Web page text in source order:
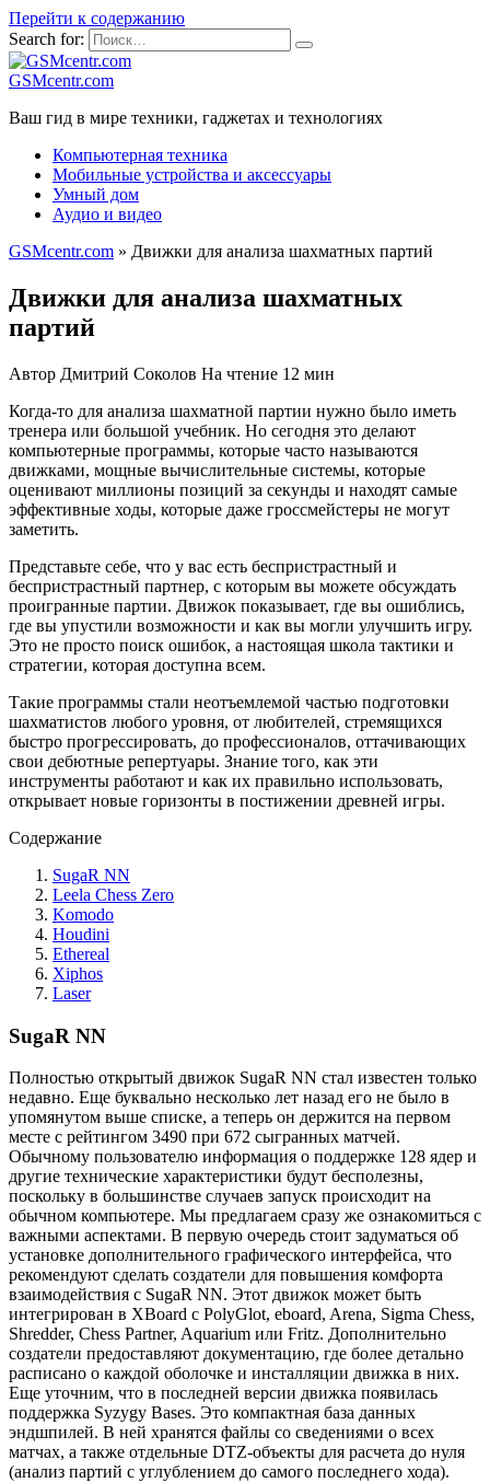
Перейти к содержанию
Search for:
GSMcentr.com
Ваш гид в мире техники, гаджетах и технологиях
Компьютерная техника
Мобильные устройства и аксессуары
Умный дом
Аудио и видео
GSMcentr.com » Движки для анализа шахматных партий
Движки для анализа шахматных
партий
Автор Дмитрий Соколов На чтение 12 мин
Когда-то для анализа шахматной партии нужно было иметь
тренера или большой учебник. Но сегодня это делают
компьютерные программы, которые часто называются
движками, мощные вычислительные системы, которые
оценивают миллионы позиций за секунды и находят самые
эффективные ходы, которые даже гроссмейстеры не могут
заметить.
Представьте себе, что у вас есть беспристрастный и
беспристрастный партнер, с которым вы можете обсуждать
проигранные партии. Движок показывает, где вы ошиблись,
где вы упустили возможности и как вы могли улучшить игру.
Это не просто поиск ошибок, а настоящая школа тактики и
стратегии, которая доступна всем.
Такие программы стали неотъемлемой частью подготовки
шахматистов любого уровня, от любителей, стремящихся
быстро прогрессировать, до профессионалов, оттачивающих
свои дебютные репертуары. Знание того, как эти
инструменты работают и как их правильно использовать,
открывает новые горизонты в постижении древней игры.
Содержание
SugaR NN
Leela Chess Zero
Komodo
Houdini
Ethereal
Xiphos
Laser
SugaR NN
Полностью открытый движок SugaR NN стал известен только
недавно. Еще буквально несколько лет назад его не было в
упомянутом выше списке, а теперь он держится на первом
месте с рейтингом 3490 при 672 сыгранных матчей.
Обычному пользователю информация о поддержке 128 ядер и
другие технические характеристики будут бесполезны,
поскольку в большинстве случаев запуск происходит на
обычном компьютере. Мы предлагаем сразу же ознакомиться с
важными аспектами. В первую очередь стоит задуматься об
установке дополнительного графического интерфейса, что
рекомендуют сделать создатели для повышения комфорта
взаимодействия с SugaR NN. Этот движок может быть
интегрирован в XBoard с PolyGlot, eboard, Arena, Sigma Chess,
Shredder, Chess Partner, Aquarium или Fritz. Дополнительно
создатели предоставляют документацию, где более детально
расписано о каждой оболочке и инсталляции движка в них.
Еще уточним, что в последней версии движка появилась
поддержка Syzygy Bases. Это компактная база данных
эндшпилей. В ней хранятся файлы со сведениями о всех
матчах, а также отдельные DTZ-объекты для расчета до нуля
(анализ партий с углублением до самого последнего хода).